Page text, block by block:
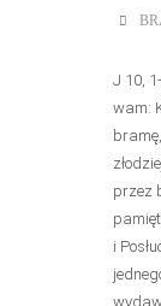
J 10,
wam:
przez
i